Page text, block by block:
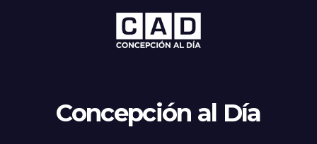
Concepción al Día